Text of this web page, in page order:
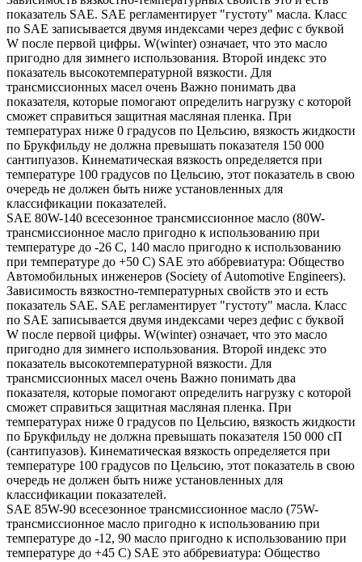
показатель SAE. SAE регламентирует "густоту" масла. Класс
по SAE записывается двумя индексами через дефис с буквой
W после первой цифры. W(winter) означает, что это масло
пригодно для зимнего использования. Второй индекс это
показатель высокотемпературной вязкости. Для
трансмиссионных масел очень Важно понимать два
показателя, которые помогают определить нагрузку с которой
сможет справиться защитная масляная пленка. При
температурах ниже 0 градусов по Цельсию, вязкость жидкости
по Брукфильду не должна превышать показателя 150 000
сантипуазов. Кинематическая вязкость определяется при
температуре 100 градусов по Цельсию, этот показатель в свою
очередь не должен быть ниже установленных для
классификации показателей.
SAE 80W-140 всесезонное трансмиссионное масло (80W-
трансмиссионное масло пригодно к использованию при
температуре до -26 С, 140 масло пригодно к использованию
при температуре до +50 С) SAE это аббревиатура: Общество
Автомобильных инженеров (Society of Automotive Engineers).
Зависимость вязкостно-температурных свойств это и есть
показатель SAE. SAE регламентирует "густоту" масла. Класс
по SAE записывается двумя индексами через дефис с буквой
W после первой цифры. W(winter) означает, что это масло
пригодно для зимнего использования. Второй индекс это
показатель высокотемпературной вязкости. Для
трансмиссионных масел очень Важно понимать два
показателя, которые помогают определить нагрузку с которой
сможет справиться защитная масляная пленка. При
температурах ниже 0 градусов по Цельсию, вязкость жидкости
по Брукфильду не должна превышать показателя 150 000 сП
(сантипуазов). Кинематическая вязкость определяется при
температуре 100 градусов по Цельсию, этот показатель в свою
очередь не должен быть ниже установленных для
классификации показателей.
SAE 85W-90 всесезонное трансмиссионное масло (75W-
трансмиссионное масло пригодно к использованию при
температуре до -12, 90 масло пригодно к использованию при
температуре до +45 С) SAE это аббревиатура: Общество